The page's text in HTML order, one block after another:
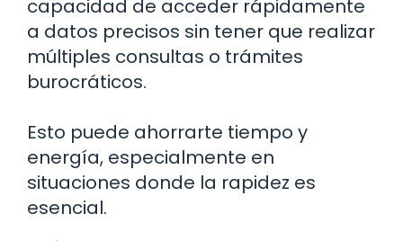
capacidad de acceder rápidamente
a datos precisos sin tener que realizar
múltiples consultas o trámites
burocráticos.
Esto puede ahorrarte tiempo y
energía, especialmente en
situaciones donde la rapidez es
esencial.